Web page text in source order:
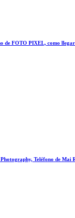
de FOTO PIXEL, como
Teléfono de Mai